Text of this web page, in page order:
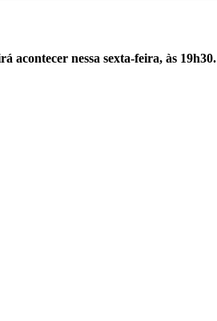
acontecer nessa sexta-feira, às 19h30.